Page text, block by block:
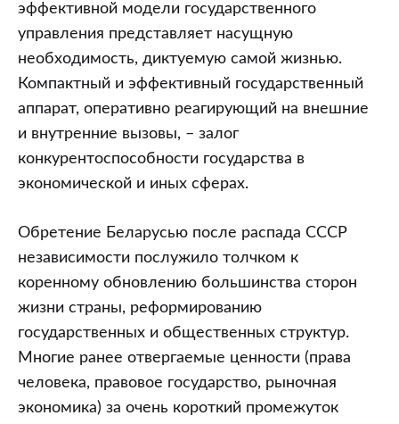
эффективной модели государственного
управления представляет насущную
необходимость, диктуемую самой жизнью.
Компактный и эффективный государственный
аппарат, оперативно реагирующий на внешние
и внутренние вызовы, – залог
конкурентоспособности государства в
экономической и иных сферах.
Обретение Беларусью после распада СССР
независимости послужило толчком к
коренному обновлению большинства сторон
жизни страны, реформированию
государственных и общественных структур.
Многие ранее отвергаемые ценности (права
человека, правовое государство, рыночная
экономика) за очень короткий промежуток